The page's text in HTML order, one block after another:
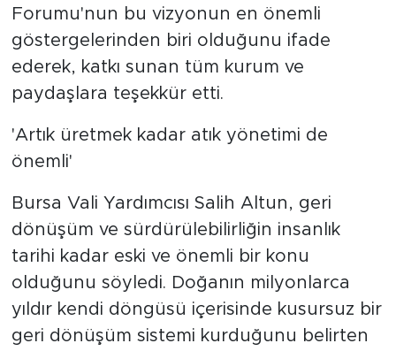
Forumu'nun bu vizyonun en önemli
göstergelerinden biri olduğunu ifade
ederek, katkı sunan tüm kurum ve
paydaşlara teşekkür etti.
'Artık üretmek kadar atık yönetimi de
önemli'
Bursa Vali Yardımcısı Salih Altun, geri
dönüşüm ve sürdürülebilirliğin insanlık
tarihi kadar eski ve önemli bir konu
olduğunu söyledi. Doğanın milyonlarca
yıldır kendi döngüsü içerisinde kusursuz bir
geri dönüşüm sistemi kurduğunu belirten